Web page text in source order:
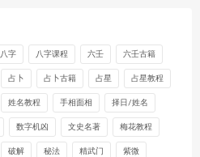
八字 八字课程 六壬 六壬古籍
占卜 占卜古籍 占星 占星教程
姓名教程 手相面相 择日/姓名
数字机凶 文史名著 梅花教程
破解 秘法 精武门 紫微